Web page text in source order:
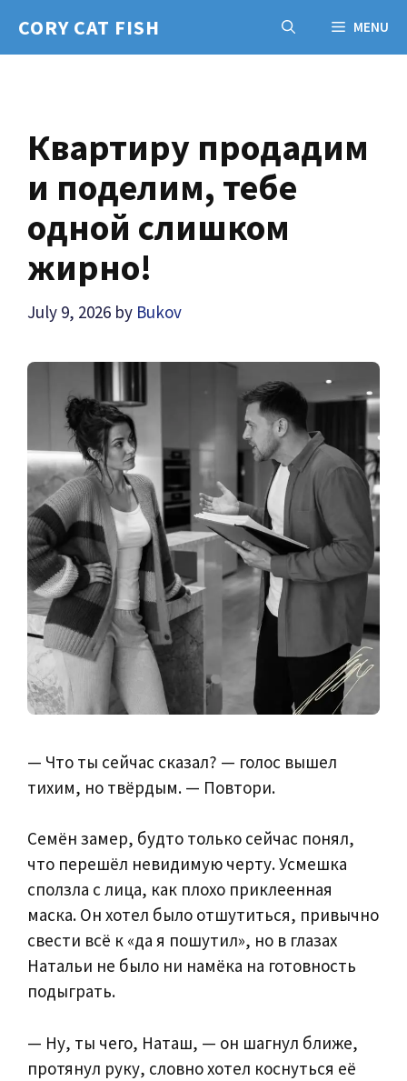
CORY CAT FISH MENU
Квартиру продадим
и поделим, тебе
одной слишком
жирно!
July 9, 2026 by Bukov
— Что ты сейчас сказал? — голос вышел
тихим, но твёрдым. — Повтори.
Семён замер, будто только сейчас понял,
что перешёл невидимую черту. Усмешка
сползла с лица, как плохо приклеенная
маска. Он хотел было отшутиться, привычно
свести всё к «да я пошутил», но в глазах
Натальи не было ни намёка на готовность
подыграть.
— Ну, ты чего, Наташ, — он шагнул ближе,
протянул руку, словно хотел коснуться её